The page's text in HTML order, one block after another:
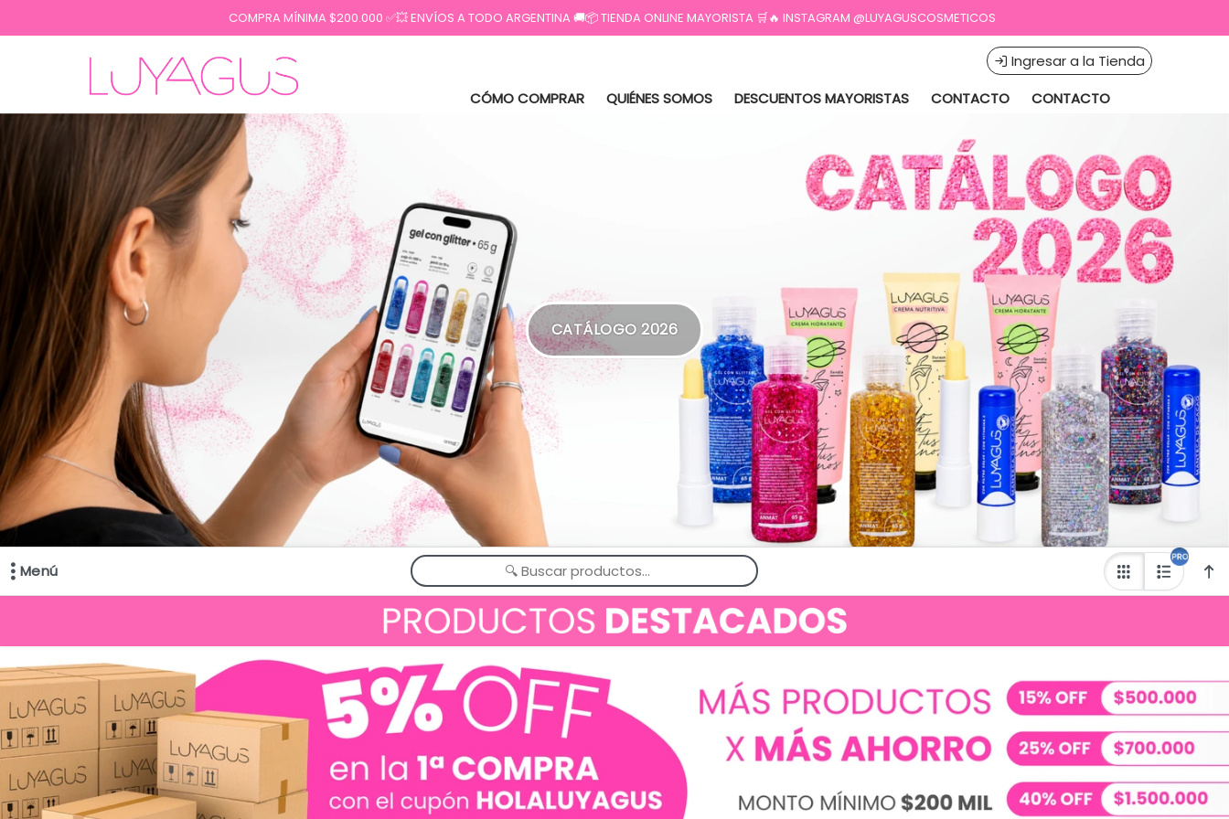
COMPRA MÍNIMA $200.000 ✅💥 ENVÍOS A TODO ARGENTINA 🚚📦 TIENDA ONLINE MAYORISTA 🛒🔥 INSTAGRAM @LUYAGUSCOSMETICOS
Ingresar a la Tienda
CÓMO COMPRAR
QUIÉNES SOMOS DESCUENTOS MAYORISTAS CONTACTO CONTACTO
CATÁLOGO 2026
Menú